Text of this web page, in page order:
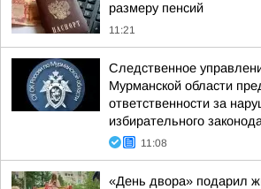
размеру пенсий
11:21
Следственное
Мурманской области
ответственности за
избирательного
11:08
«День двора»